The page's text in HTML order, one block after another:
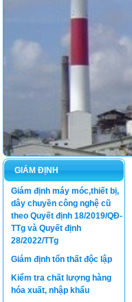
GIÁM ĐỊNH
Giám định máy móc,thiết bị,
dây chuyền công nghệ cũ
theo Quyết định 18/2019/QĐ-
TTg và Quyết định
28/2022/TTg
Giám định tổn thất độc lập
Kiểm tra chất lượng hàng
hóa xuất, nhập khẩu